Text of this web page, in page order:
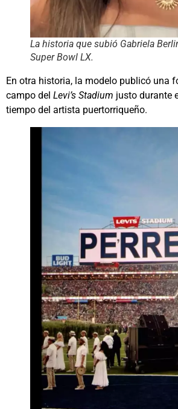
La historia que subió Gabriela
Super Bowl LX.
En otra historia, la modelo publicó una
campo del Levi’s Stadium justo durante
tiempo del artista puertorriqueño.